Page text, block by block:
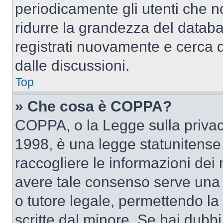
periodicamente gli utenti che
ridurre la grandezza del
registrati nuovamente e cerca
dalle discussioni.
Top
» Che cosa è COPPA?
COPPA, o la Legge sulla
1998, è una legge
raccogliere le informazioni dei
avere tale consenso serve
o tutore legale, permettendo